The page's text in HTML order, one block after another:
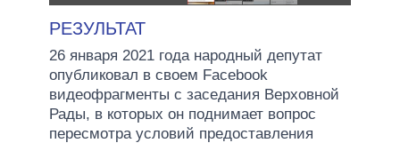
РЕЗУЛЬТАТ
26 января 2021 года народный депутат
опубликовал в своем Facebook
видеофрагменты с заседания Верховной
Рады, в которых он поднимает вопрос
пересмотра условий предоставления